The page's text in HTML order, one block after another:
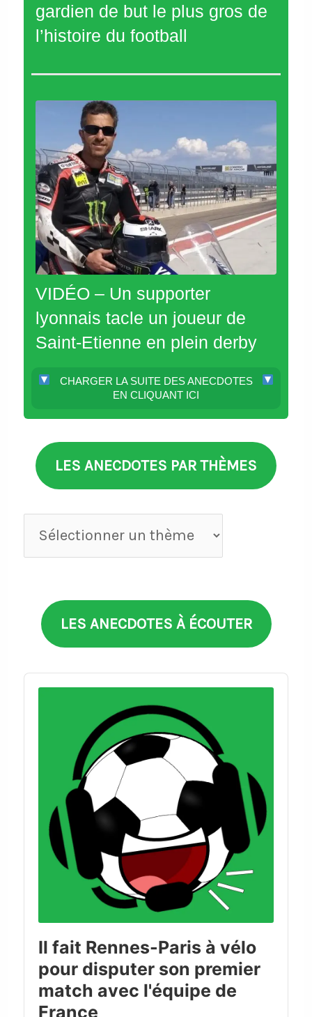
gardien de but le plus gros de
l’histoire du football
VIDÉO – Un supporter
lyonnais tacle un joueur de
Saint-Etienne en plein derby
CHARGER LA SUITE DES ANECDOTES
EN CLIQUANT ICI
LES ANECDOTES PAR THÈMES
Anecdotes
par
LES ANECDOTES À ÉCOUTER
Audio
Player
Il fait Rennes-Paris à vélo
pour disputer son premier
match avec l'équipe de
France